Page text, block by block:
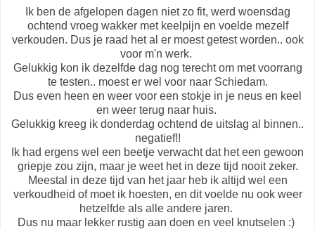
Ik ben de afgelopen dagen niet zo fit, werd woensdag
ochtend vroeg wakker met keelpijn en voelde mezelf
verkouden. Dus je raad het al er moest getest worden.. ook
voor m'n werk.
Gelukkig kon ik dezelfde dag nog terecht om met voorrang
te testen.. moest er wel voor naar Schiedam.
Dus even heen en weer voor een stokje in je neus en keel
en weer terug naar huis.
Gelukkig kreeg ik donderdag ochtend de uitslag al binnen..
negatief!!
Ik had ergens wel een beetje verwacht dat het een gewoon
griepje zou zijn, maar je weet het in deze tijd nooit zeker.
Meestal in deze tijd van het jaar heb ik altijd wel een
verkoudheid of moet ik hoesten, en dit voelde nu ook weer
hetzelfde als alle andere jaren.
Dus nu maar lekker rustig aan doen en veel knutselen :)